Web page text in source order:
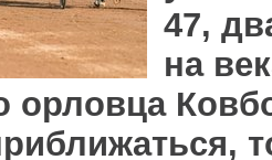
47,
на
орловца